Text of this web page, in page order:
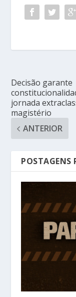
Decisão garante
jornada
magistério
ANTERIOR
POSTAGENS